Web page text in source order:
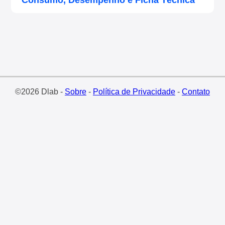
©2026 Dlab - Sobre- Política de Privacidade- Contato